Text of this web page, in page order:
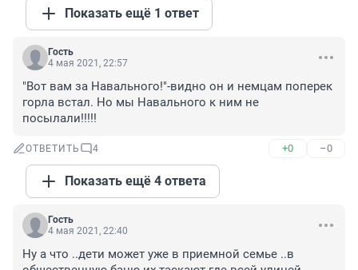
Показать ещё 1 ответ
Гость
4 мая 2021, 22:57
"Вот вам за Навального!"-видно он и немцам поперек
горла встал. Но мы Навального к ним не
посылали!!!!!
ОТВЕТИТЬ 4 +0 –0
Показать ещё 4 ответа
Гость
4 мая 2021, 22:40
Ну а что ..дети может уже в приемной семье ..в